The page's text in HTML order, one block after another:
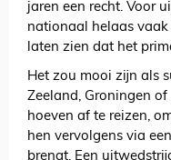
jaren een recht. Voor
nationaal helaas vaak
laten zien dat het
Het zou mooi zijn als
Zeeland, Groningen
hoeven af te reizen,
hen vervolgens via
brengt. Een